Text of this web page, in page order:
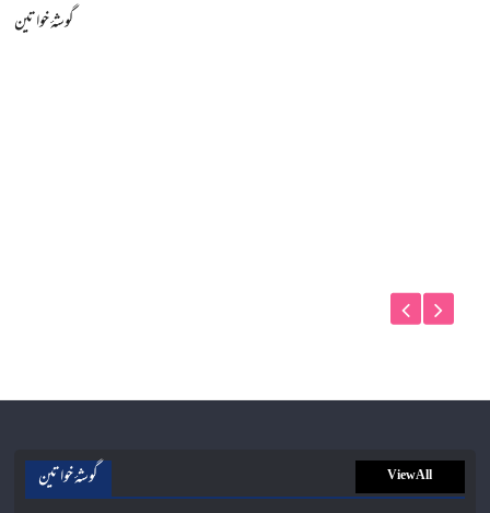
گوشۂ خواتین
گوشۂ خواتین View All